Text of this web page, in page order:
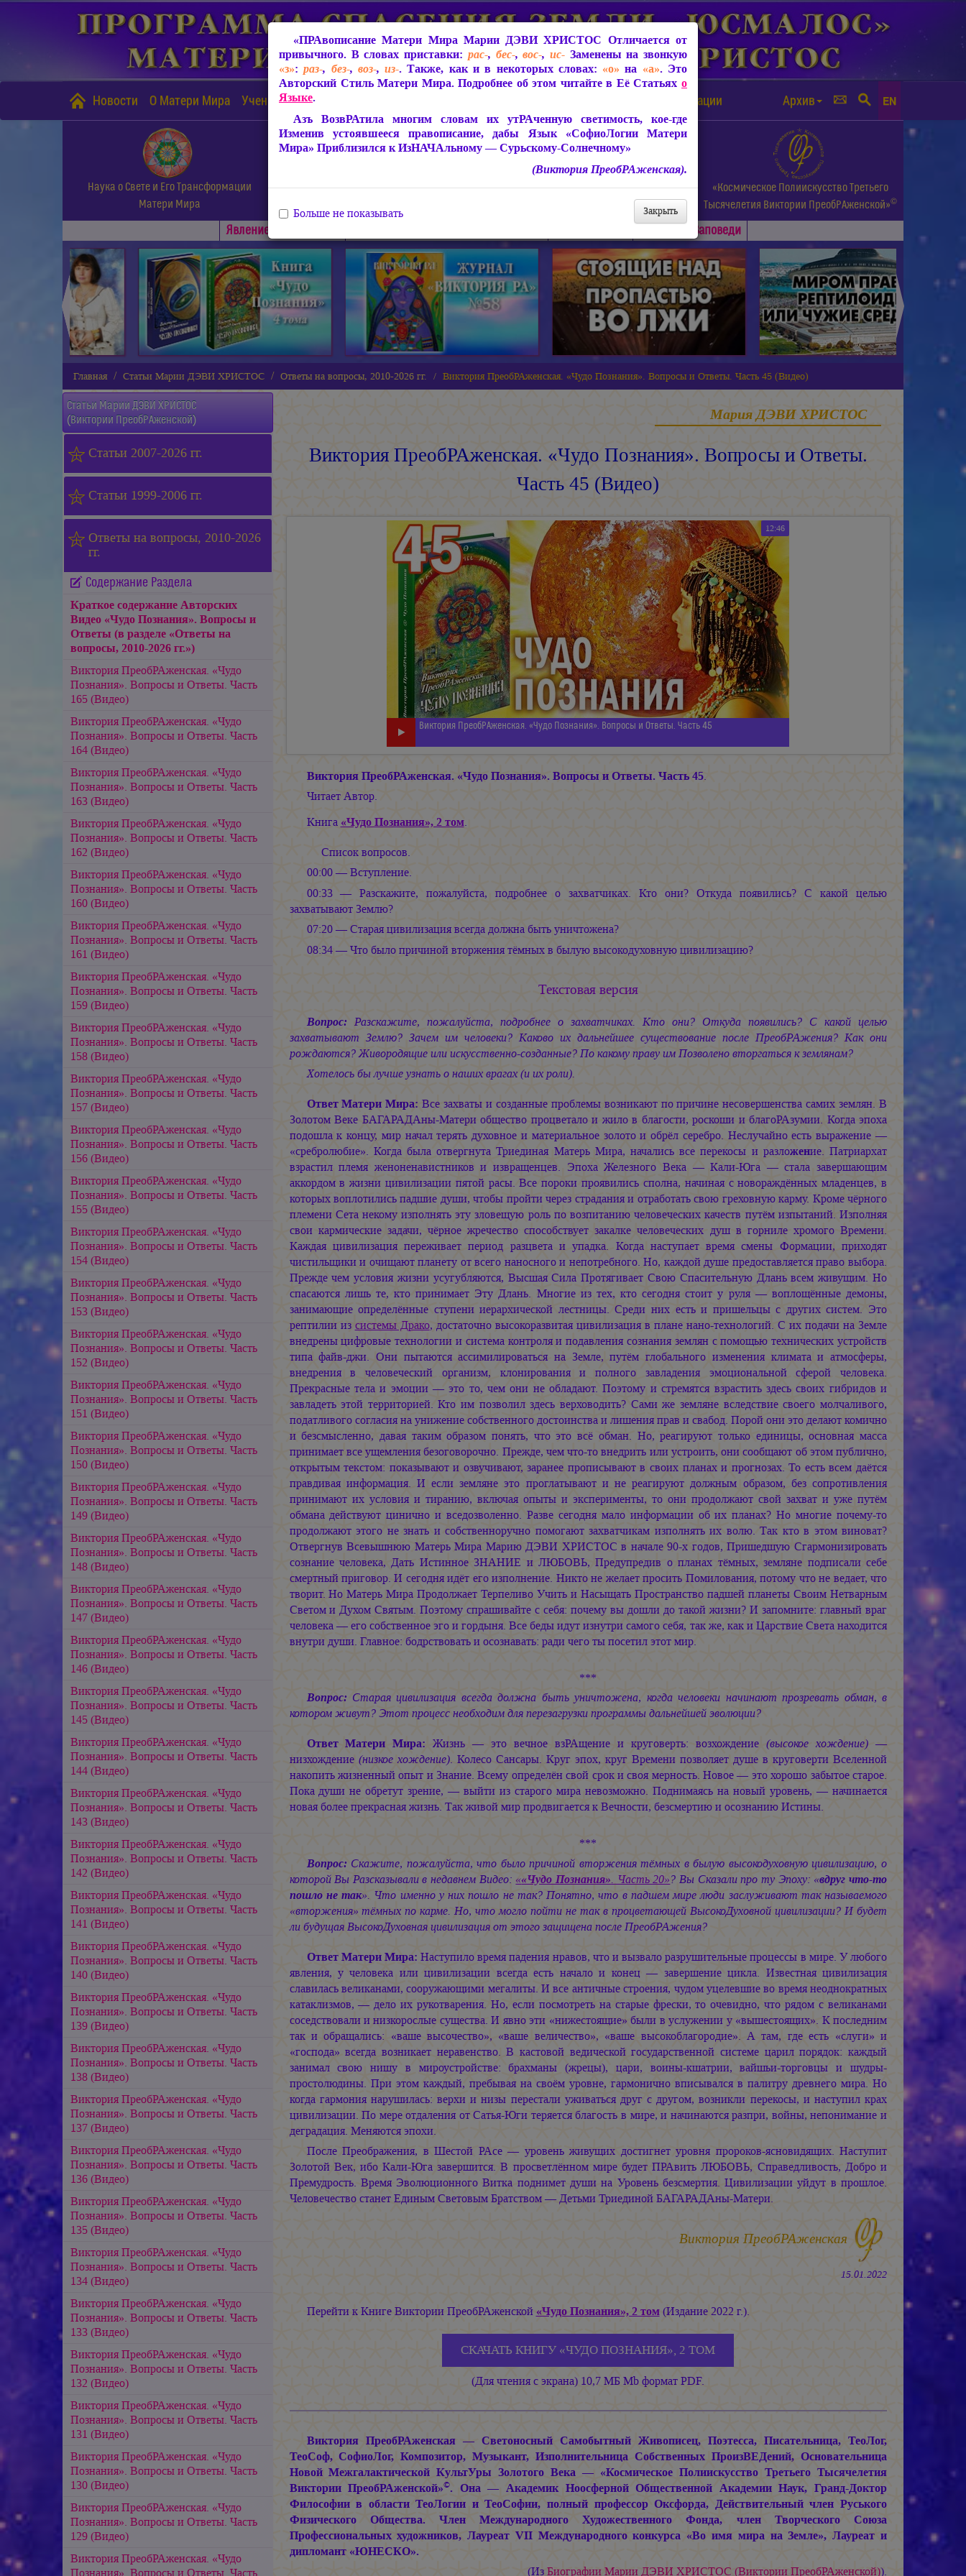
Новости О Матери Мира Учение Матери Мира Защита от чипизации Архив EN
Наука о Свете и Его Трансформации
Матери Мира
СофиоЛогия Матери Мира
Живое Слово Матери Мира.
Статьи, Книги, Видео, Аудио и др.
«Космическое Полиискусство Третьего
Тысячелетия Виктории ПреобРАженской»©
Явлениe Матери Мира Заповеди
◄ ►
Главная Статьи Марии ДЭВИ ХРИСТОС Ответы на вопросы, 2010-2026 гг. Виктория ПреобРАженская. «Чудо Познания». Вопросы и Ответы. Часть 45 (Видео)
Статьи Марии ДЭВИ ХРИСТОС
(Виктории ПреобРАженской)
Статьи 2007-2026 гг.
Статьи 1999-2006 гг.
Ответы на вопросы, 2010-2026
гг.
Содержание Раздела
Краткое содержание Авторских
Видео «Чудо Познания». Вопросы и
Ответы (в разделе «Ответы на
вопросы, 2010-2026 гг.»)
Виктория ПреобРАженская. «Чудо
Познания». Вопросы и Ответы. Часть
165 (Видео)
Виктория ПреобРАженская. «Чудо
Познания». Вопросы и Ответы. Часть
164 (Видео)
Виктория ПреобРАженская. «Чудо
Познания». Вопросы и Ответы. Часть
163 (Видео)
Виктория ПреобРАженская. «Чудо
Познания». Вопросы и Ответы. Часть
162 (Видео)
Виктория ПреобРАженская. «Чудо
Познания». Вопросы и Ответы. Часть
160 (Видео)
Виктория ПреобРАженская. «Чудо
Познания». Вопросы и Ответы. Часть
161 (Видео)
Виктория ПреобРАженская. «Чудо
Познания». Вопросы и Ответы. Часть
159 (Видео)
Виктория ПреобРАженская. «Чудо
Познания». Вопросы и Ответы. Часть
158 (Видео)
Виктория ПреобРАженская. «Чудо
Познания». Вопросы и Ответы. Часть
157 (Видео)
Виктория ПреобРАженская. «Чудо
Познания». Вопросы и Ответы. Часть
156 (Видео)
Виктория ПреобРАженская. «Чудо
Познания». Вопросы и Ответы. Часть
155 (Видео)
Виктория ПреобРАженская. «Чудо
Познания». Вопросы и Ответы. Часть
154 (Видео)
Виктория ПреобРАженская. «Чудо
Познания». Вопросы и Ответы. Часть
153 (Видео)
Виктория ПреобРАженская. «Чудо
Познания». Вопросы и Ответы. Часть
152 (Видео)
Виктория ПреобРАженская. «Чудо
Познания». Вопросы и Ответы. Часть
151 (Видео)
Виктория ПреобРАженская. «Чудо
Познания». Вопросы и Ответы. Часть
150 (Видео)
Виктория ПреобРАженская. «Чудо
Познания». Вопросы и Ответы. Часть
149 (Видео)
Виктория ПреобРАженская. «Чудо
Познания». Вопросы и Ответы. Часть
148 (Видео)
Виктория ПреобРАженская. «Чудо
Познания». Вопросы и Ответы. Часть
147 (Видео)
Виктория ПреобРАженская. «Чудо
Познания». Вопросы и Ответы. Часть
146 (Видео)
Виктория ПреобРАженская. «Чудо
Познания». Вопросы и Ответы. Часть
145 (Видео)
Виктория ПреобРАженская. «Чудо
Познания». Вопросы и Ответы. Часть
144 (Видео)
Виктория ПреобРАженская. «Чудо
Познания». Вопросы и Ответы. Часть
143 (Видео)
Виктория ПреобРАженская. «Чудо
Познания». Вопросы и Ответы. Часть
142 (Видео)
Виктория ПреобРАженская. «Чудо
Познания». Вопросы и Ответы. Часть
141 (Видео)
Виктория ПреобРАженская. «Чудо
Познания». Вопросы и Ответы. Часть
140 (Видео)
Виктория ПреобРАженская. «Чудо
Познания». Вопросы и Ответы. Часть
139 (Видео)
Виктория ПреобРАженская. «Чудо
Познания». Вопросы и Ответы. Часть
138 (Видео)
Виктория ПреобРАженская. «Чудо
Познания». Вопросы и Ответы. Часть
137 (Видео)
Виктория ПреобРАженская. «Чудо
Познания». Вопросы и Ответы. Часть
136 (Видео)
Виктория ПреобРАженская. «Чудо
Познания». Вопросы и Ответы. Часть
135 (Видео)
Виктория ПреобРАженская. «Чудо
Познания». Вопросы и Ответы. Часть
134 (Видео)
Виктория ПреобРАженская. «Чудо
Познания». Вопросы и Ответы. Часть
133 (Видео)
Виктория ПреобРАженская. «Чудо
Познания». Вопросы и Ответы. Часть
132 (Видео)
Виктория ПреобРАженская. «Чудо
Познания». Вопросы и Ответы. Часть
131 (Видео)
Виктория ПреобРАженская. «Чудо
Познания». Вопросы и Ответы. Часть
130 (Видео)
Виктория ПреобРАженская. «Чудо
Познания». Вопросы и Ответы. Часть
129 (Видео)
Виктория ПреобРАженская. «Чудо
Познания». Вопросы и Ответы. Часть
Мария ДЭВИ ХРИСТОС
Виктория ПреобРАженская. «Чудо Познания». Вопросы и Ответы.
Часть 45 (Видео)
12:46
Виктория ПреобРАженская. «Чудо Познания». Вопросы и Ответы. Часть 45
Виктория ПреобРАженская. «Чудо Познания». Вопросы и Ответы. Часть 45.
Читает Автор.
Книга «Чудо Познания», 2 том.
Список вопросов.
00:00 — Вступление.
00:33 — Разскажите, пожалуйста, подробнее о захватчиках. Кто они? Откуда появились? С какой целью
захватывают Землю?
07:20 — Старая цивилизация всегда должна быть уничтожена?
08:34 — Что было причиной вторжения тёмных в былую высокодуховную цивилизацию?
Текстовая версия
Вопрос: Разскажите, пожалуйста, подробнее о захватчиках. Кто они? Откуда появились? С какой целью
захватывают Землю? Зачем им человеки? Каково их дальнейшее существование после ПреобРАжения? Как они
рождаются? Живородящие или искусственно-созданные? По какому праву им Позволено вторгаться к землянам?
Хотелось бы лучше узнать о наших врагах (и их роли).
Ответ Матери Мира: Все захваты и созданные проблемы возникают по причине несовершенства самих землян. В
Золотом Веке БАГАРАДАны-Матери общество процветало и жило в благости, роскоши и благоРАзумии. Когда эпоха
подошла к концу, мир начал терять духовное и материальное золото и обрёл серебро. Неслучайно есть выражение —
«сребролюбие». Когда была отвергнута Триединая Матерь Мира, начались все перекосы и разложение. Патриархат
взрастил племя женоненавистников и извращенцев. Эпоха Железного Века — Кали-Юга — стала завершающим
аккордом в жизни цивилизации пятой расы. Все пороки проявились сполна, начиная с новораждённых младенцев, в
которых воплотились падшие души, чтобы пройти через страдания и отработать свою греховную карму. Кроме чёрного
племени Сета некому изполнять эту зловещую роль по возпитанию человеческих качеств путём изпытаний. Изполняя
свои кармические задачи, чёрное жречество способствует закалке человеческих душ в горниле хромого Времени.
Каждая цивилизация переживает период разцвета и упадка. Когда наступает время смены Формации, приходят
чистильщики и очищают планету от всего наносного и непотребного. Но, каждой душе предоставляется право выбора.
Прежде чем условия жизни усугубляются, Высшая Сила Протягивает Свою Спасительную Длань всем живущим. Но
спасаются лишь те, кто принимает Эту Длань. Многие из тех, кто сегодня стоит у руля — воплощённые демоны,
занимающие определённые ступени иерархической лестницы. Среди них есть и пришельцы с других систем. Это
рептилии из системы Драко, достаточно высокоразвитая цивилизация в плане нано-технологий. С их подачи на Земле
внедрены цифровые технологии и система контроля и подавления сознания землян с помощью технических устройств
типа файв-джи. Они пытаются ассимилироваться на Земле, путём глобального изменения климата и атмосферы,
внедрения в человеческий организм, клонирования и полного завладения эмоциональной сферой человека.
Прекрасные тела и эмоции — это то, чем они не обладают. Поэтому и стремятся взрастить здесь своих гибридов и
завладеть этой территорией. Кто им позволил здесь верховодить? Сами же земляне вследствие своего молчаливого,
податливого согласия на унижение собственного достоинства и лишения прав и свабод. Порой они это делают комично
и безсмысленно, давая таким образом понять, что это всё обман. Но, реагируют только единицы, основная масса
принимает все ущемления безоговорочно. Прежде, чем что-то внедрить или устроить, они сообщают об этом публично,
открытым текстом: показывают и озвучивают, заранее прописывают в своих планах и прогнозах. То есть всем даётся
правдивая информация. И если земляне это проглатывают и не реагируют должным образом, без сопротивления
принимают их условия и тиранию, включая опыты и эксперименты, то они продолжают свой захват и уже путём
обмана действуют цинично и вседозволенно. Разве сегодня мало информации об их планах? Но многие почему-то
продолжают этого не знать и собственноручно помогают захватчикам изполнять их волю. Так кто в этом виноват?
Отвергнув Всевышнюю Матерь Мира Марию ДЭВИ ХРИСТОС в начале 90-х годов, Пришедшую Сгармонизировать
сознание человека, Дать Истинное ЗНАНИЕ и ЛЮБОВЬ, Предупредив о планах тёмных, земляне подписали себе
смертный приговор. И сегодня идёт его изполнение. Никто не желает просить Помилования, потому что не ведает, что
творит. Но Матерь Мира Продолжает Терпеливо Учить и Насыщать Пространство падшей планеты Своим Нетварным
Светом и Духом Святым. Поэтому спрашивайте с себя: почему вы дошли до такой жизни? И запомните: главный враг
человека — его собственное эго и гордыня. Все беды идут изнутри самого себя, так же, как и Царствие Света находится
внутри души. Главное: бодрствовать и осознавать: ради чего ты посетил этот мир.
***
Вопрос: Старая цивилизация всегда должна быть уничтожена, когда человеки начинают прозревать обман, в
котором живут? Этот процесс необходим для перезагрузки программы дальнейшей эволюции?
Ответ Матери Мира: Жизнь — это вечное взРАщение и круговерть: возхождение(высокое хождение) —
низхождение (низкое хождение). Колесо Сансары. Круг эпох, круг Времени позволяет душе в круговерти Вселенной
накопить жизненный опыт и Знание. Всему определён свой срок и своя мерность. Новое — это хорошо забытое старое.
Пока души не обретут зрение, — выйти из старого мира невозможно. Поднимаясь на новый уровень, — начинается
новая более прекрасная жизнь. Так живой мир продвигается к Вечности, безсмертию и осознанию Истины.
***
Вопрос: Скажите, пожалуйста, что было причиной вторжения тёмных в былую высокодуховную цивилизацию, о
которой Вы Разсказывали в недавнем Видео: ««Чудо Познания». Часть 20»? Вы Сказали про ту Эпоху: «вдруг что-то
пошло не так». Что именно у них пошло не так? Понятно, что в падшем мире люди заслуживают так называемого
«вторжения» тёмных по карме. Но, что могло пойти не так в процветающей ВысокоДуховной цивилизации? И будет
ли будущая ВысокоДуховная цивилизация от этого защищена после ПреобРАжения?
Ответ Матери Мира: Наступило время падения нравов, что и вызвало разрушительные процессы в мире. У любого
явления, у человека или цивилизации всегда есть начало и конец — завершение цикла. Известная цивилизация
славилась великанами, сооружающими мегалиты. И все античные строения, чудом уцелевшие во время неоднократных
катаклизмов, — дело их рукотварения. Но, если посмотреть на старые фрески, то очевидно, что рядом с великанами
соседствовали и низкорослые существа. И явно эти «нижестоящие» были в услужении у «вышестоящих». К последним
так и обращались: «ваше высочество», «ваше величество», «ваше высокоблагородие». А там, где есть «слуги» и
«господа» всегда возникает неравенство. В кастовой ведической государственной системе царил порядок: каждый
занимал свою нишу в мироустройстве: брахманы (жрецы), цари, воины-кшатрии, вайшьи-торговцы и шудры-
простолюдины. При этом каждый, пребывая на своём уровне, гармонично вписывался в палитру древнего мира. Но
когда гармония нарушилась: верхи и низы перестали уживаться друг с другом, возникли перекосы, и наступил крах
цивилизации. По мере отдаления от Сатья-Юги теряется благость в мире, и начинаются разпри, войны, непонимание и
деградация. Меняются эпохи.
После Преображения, в Шестой РАсе — уровень живущих достигнет уровня пророков-ясновидящих. Наступит
Золотой Век, ибо Кали-Юга завершится. В просветлённом мире будет ПРАвить ЛЮБОВЬ, Справедливость, Добро и
Премудрость. Время Эволюционного Витка поднимет души на Уровень безсмертия. Цивилизации уйдут в прошлое.
Человечество станет Единым Световым Братством — Детьми Триединой БАГАРАДАны-Матери.
Виктория ПреобРАженская
15.01.2022
Перейти к Книге Виктории ПреобРАженской «Чудо Познания», 2 том(Издание 2022 г.).
СКАЧАТЬ КНИГУ «ЧУДО ПОЗНАНИЯ», 2 ТОМ
(Для чтения с экрана) 10,7 МБ Mb формат PDF.
Виктория ПреобРАженская — Светоносный Самобытный Живописец, Поэтесса, Писательница, ТеоЛог,
ТеоСоф, СофиоЛог, Композитор, Музыкант, Изполнительница Собственных ПроизВЕДений, Основательница
Новой Межгалактической КультУры Золотого Века — «Космическое Полиискусство Третьего Тысячелетия
Виктории ПреобРАженской»©. Она — Академик Ноосферной Общественной Академии Наук, Гранд-Доктор
Философии в области ТеоЛогии и ТеоСофии, полный профессор Оксфорда, Действительный член Руського
Физического Общества. Член Международного Художественного Фонда, член Творческого Союза
Профессиональных художников, Лауреат VII Международного конкурса «Во имя мира на Земле», Лауреат и
дипломант «ЮНЕСКО».
(ИзБиографииМарии ДЭВИ ХРИСТОС (Виктории ПреобРАженской)).
«ПРАвописание Матери Мира Марии ДЭВИ ХРИСТОС Отличается от
привычного. В словах приставки: рас-, бес-,вос-, ис-Заменены на звонкую
«з»:раз-, без-, воз-,из-. Также, как и в некоторых словах: «о» на «а». Это
Авторский Стиль Матери Мира. Подробнее об этом читайте в Её Статьях о
Языке.
Азъ ВозвРАтила многим словам их утРАченную светимость, кое-где
Изменив устоявшееся правописание, дабы Язык «СофиоЛогии Матери
Мира» Приблизился к ИзНАЧАльному — Сурьскому-Солнечному»
(Виктория ПреобРАженская).
Закрыть
Больше не показывать